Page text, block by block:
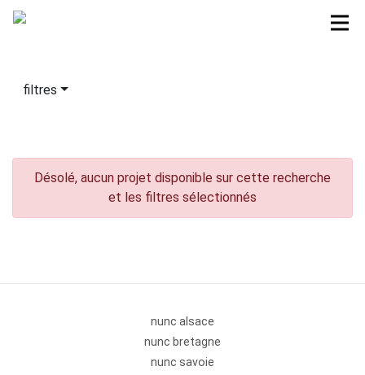
filtres
Désolé, aucun projet disponible sur cette recherche
et les filtres sélectionnés
nunc alsace
nunc bretagne
nunc savoie